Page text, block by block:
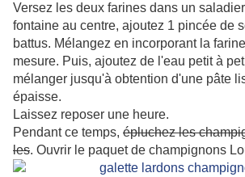
Versez les deux farines dans un
fontaine au centre, ajoutez 1 pincée de
battus. Mélangez en incorporant la
mesure. Puis, ajoutez de l'eau petit à
mélanger jusqu'à obtention d'une pâte
épaisse.
Laissez reposer une heure.
Pendant ce temps, épluchez les
les. Ouvrir le paquet de champignons